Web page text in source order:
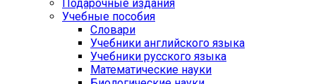
Подарочные издания
Учебные пособия
Словари
Учебники английского языка
Учебники русского языка
Математические науки